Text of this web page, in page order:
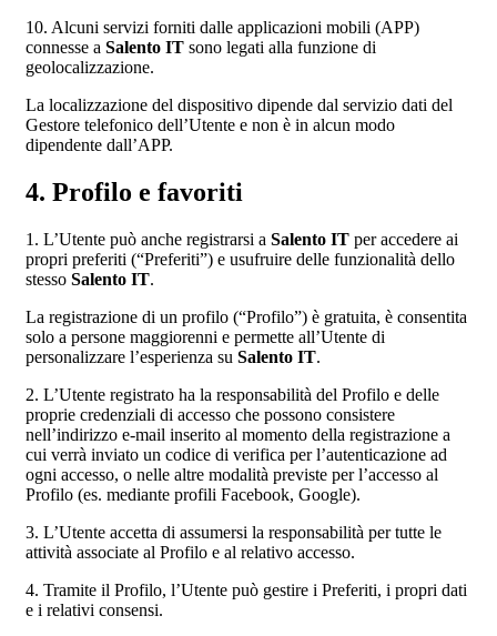
10. Alcuni servizi forniti dalle applicazioni mobili (APP)
connesse a Salento IT sono legati alla funzione di
geolocalizzazione.
La localizzazione del dispositivo dipende dal servizio dati del
Gestore telefonico dell’Utente e non è in alcun modo
dipendente dall’APP.
4. Profilo e favoriti
1. L’Utente può anche registrarsi a Salento IT per accedere ai
propri preferiti (“Preferiti”) e usufruire delle funzionalità dello
stesso Salento IT.
La registrazione di un profilo (“Profilo”) è gratuita, è consentita
solo a persone maggiorenni e permette all’Utente di
personalizzare l’esperienza su Salento IT.
2. L’Utente registrato ha la responsabilità del Profilo e delle
proprie credenziali di accesso che possono consistere
nell’indirizzo e-mail inserito al momento della registrazione a
cui verrà inviato un codice di verifica per l’autenticazione ad
ogni accesso, o nelle altre modalità previste per l’accesso al
Profilo (es. mediante profili Facebook, Google).
3. L’Utente accetta di assumersi la responsabilità per tutte le
attività associate al Profilo e al relativo accesso.
4. Tramite il Profilo, l’Utente può gestire i Preferiti, i propri dati
e i relativi consensi.